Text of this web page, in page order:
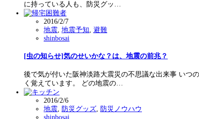
に持っている人も、防災グッ…
2016/2/7
地震, 地震予知, 避難
shinbosai
[虫の知らせ]気のせいかな？は、地震の前兆？
後で気が付いた阪神淡路大震災の不思議な出来事 いつ
く覚えています。 どの地震の…
2016/2/6
地震 防災グッズ 防災ノウハウ
shinbosai